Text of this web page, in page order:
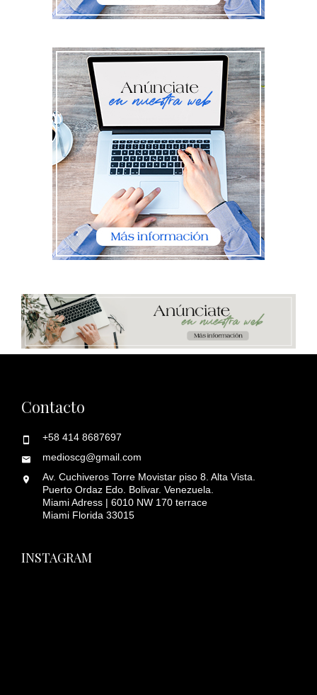
Contacto
+58 414 8687697
medioscg@gmail.com
Av. Cuchiveros Torre Movistar piso 8. Alta Vista.
Puerto Ordaz Edo. Bolivar. Venezuela.
Miami Adress | 6010 NW 170 terrace
Miami Florida 33015
INSTAGRAM